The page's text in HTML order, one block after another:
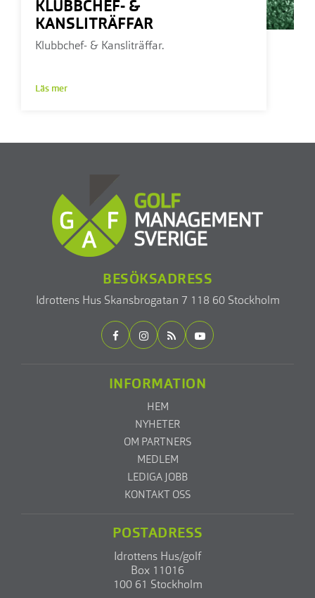
KLUBBCHEF- &
KANSLITRÄFFAR
Klubbchef- & Kansliträffar.
Läs mer
BESÖKSADRESS
Idrottens HusSkansbrogatan 7 118 60 Stockholm
INFORMATION
HEM
NYHETER
OM PARTNERS
MEDLEM
LEDIGA JOBB
KONTAKT OSS
POSTADRESS
Idrottens Hus/golf
Box 11016
100 61 Stockholm